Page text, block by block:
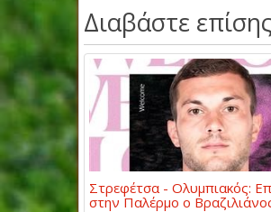
Διαβάστε επίσης
Στρεφέτσα - Ολυμπιακός:
στην Παλέρμο ο